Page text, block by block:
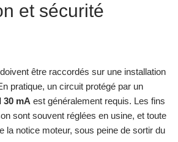
et sécurité
être raccordés sur une installation
pratique, un circuit protégé par un
mA est généralement requis. Les fins
sont souvent réglées en usine, et toute
la notice moteur, sous peine de sortir du